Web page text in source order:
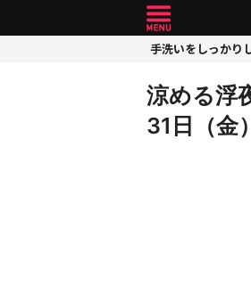
手洗いをしっかり
涼める浮
31日（金）